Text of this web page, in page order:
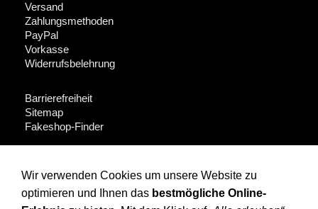
Versand
Zahlungsmethoden
PayPal
Vorkasse
Widerrufsbelehrung
Barrierefreiheit
Sitemap
Fakeshop-Finder
Instagram
Wir verwenden Cookies um unsere Website zu
optimieren und Ihnen das bestmögliche Online-